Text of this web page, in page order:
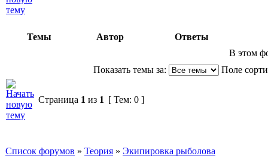
Темы Автор
Ответы
В этом
Показать темы за:
Поле
Страница 1 из 1 [ Тем: 0 ]
Список форумов » Теория » Экипировка рыболова